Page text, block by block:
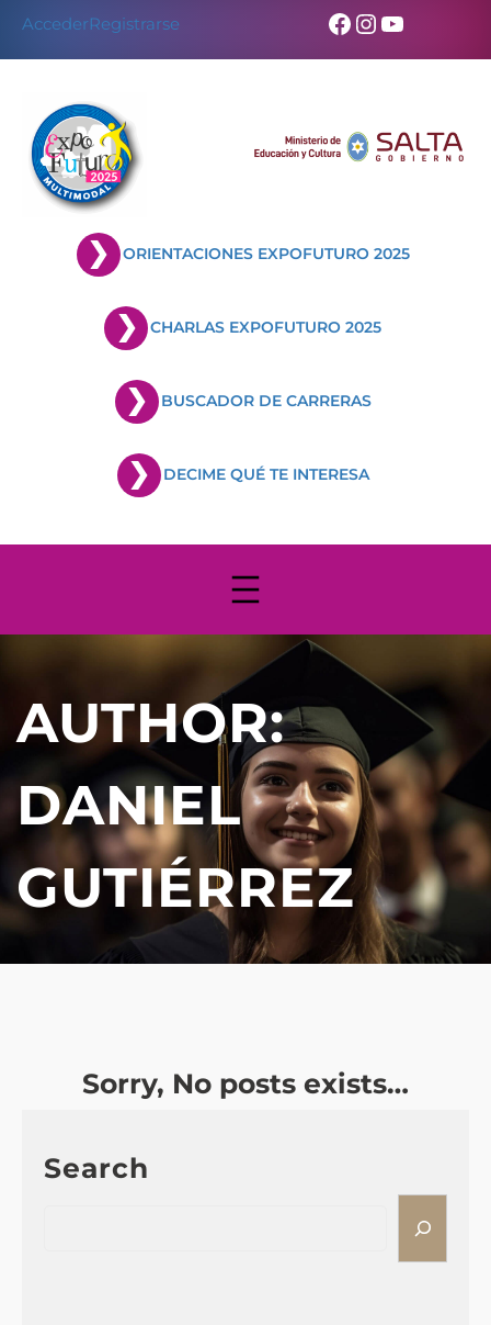
content
AccederRegistrarse Facebook
Instagram
YouTube
ORIENTACIONES EXPOFUTURO 2025
CHARLAS EXPOFUTURO 2025
BUSCADOR DE CARRERAS
DECIME QUÉ TE INTERESA
AUTHOR:
DANIEL
GUTIÉRREZ
Sorry, No posts exists…
Search